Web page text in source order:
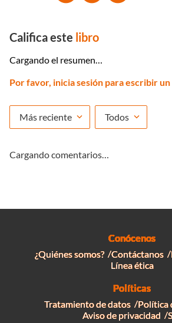
Califica este libro
Cargando el resumen…
Por favor, inicia sesión para escribir
Más reciente Todos
Cargando comentarios…
Conócenos
¿Quiénes somos?
Contáctanos
Línea ética
Políticas
Tratamiento de datos
Política
Aviso de privacidad